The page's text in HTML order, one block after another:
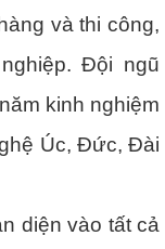
và thi công,
Đội ngũ
kinh nghiệm
Úc, Đức, Đài
diện vào tất cả